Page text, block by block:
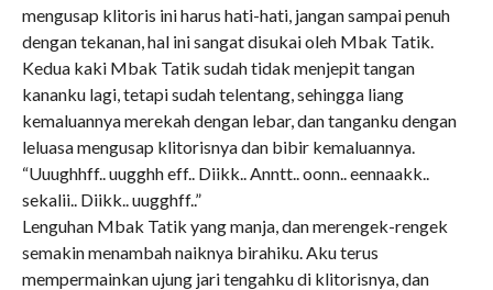
mengusap klitoris ini harus hati-hati, jangan sampai penuh
dengan tekanan, hal ini sangat disukai oleh Mbak Tatik.
Kedua kaki Mbak Tatik sudah tidak menjepit tangan
kananku lagi, tetapi sudah telentang, sehingga liang
kemaluannya merekah dengan lebar, dan tanganku dengan
leluasa mengusap klitorisnya dan bibir kemaluannya.
“Uuughhff.. uugghh eff.. Diikk.. Anntt.. oonn.. eennaakk..
sekalii.. Diikk.. uugghff..”
Lenguhan Mbak Tatik yang manja, dan merengek-rengek
semakin menambah naiknya birahiku. Aku terus
mempermainkan ujung jari tengahku di klitorisnya, dan